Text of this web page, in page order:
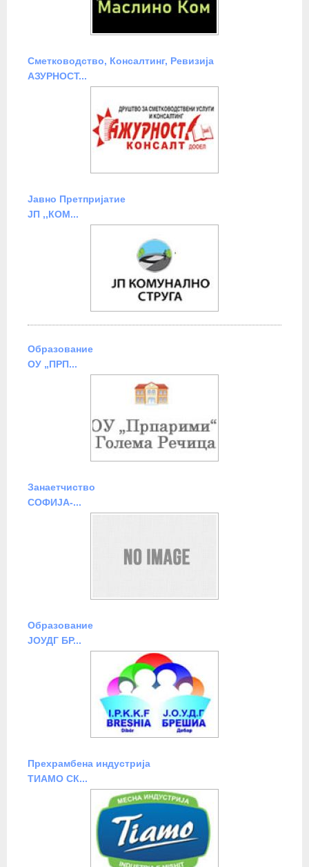
Сметководство, Консалтинг, Ревизија
АЗУРНОСТ...
Јавно Претпријатие
ЈП ,,КОМ...
Образование
ОУ „ПРП...
Занаетчиство
СОФИЈА-...
Образование
ЈОУДГ БР...
Прехрамбена индустрија
ТИАМО СК...